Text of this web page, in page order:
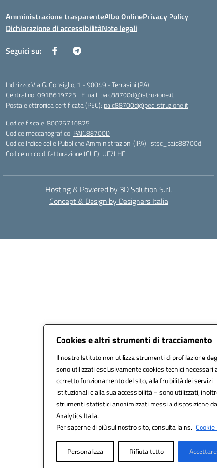
Cookies e altri strumenti di tracciamento
Il nostro Istituto non utilizza strumenti di profilazione
sono utilizzati esclusivamente cookies tecnici necessari
corretto funzionamento del sito, alla fruibilità dei servizi
istituzionali e alla sua accessibilità – sono utilizzati,
strumenti statistici anonimizzati messi a disposizione
Analytics Italia.
Per saperne di più sul nostro sito, consulta la ns. Cookie
Personalizza Rifiuta tutto
Amministrazione trasparenteAlbo OnlinePrivacy Policy
Dichiarazione di accessibilitàNote legali
Seguici su:
Indirizzo:Via G. Consiglio, 1 - 90049 - Terrasini (PA)
Centralino:0918619723 Email: paic88700d@istruzione.it
Posta elettronica certificata (PEC): paic88700d@pec.istruzione.it
Codice fiscale: 80025710825
Codice meccanografico: PAIC88700D
Codice Indice delle Pubbliche Amministrazioni (IPA): istsc_paic88700d
Codice unico di fatturazione (CUF): UF7LHF
Hosting & Powered by 3D Solution S.r.l.
Concept & Design by Designers Italia